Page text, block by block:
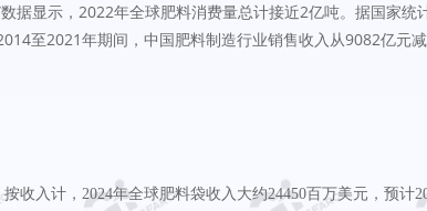
据显示，2022年全球肥料消费量总计接近2亿吨。据国家
至2021年期间，中国肥料制造行业销售收入从9082亿元减
按收入计，2024年全球肥料袋收入大约24450百万美元，预计